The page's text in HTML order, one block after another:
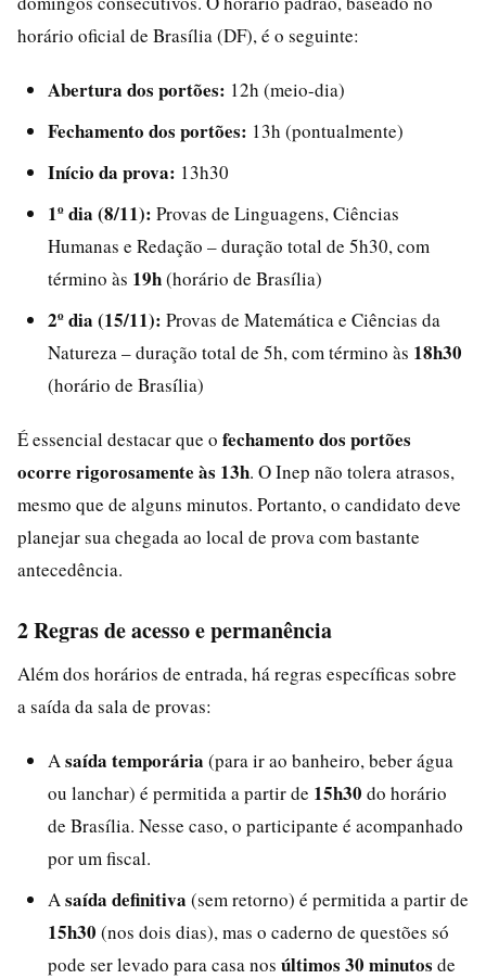
horário oficial de Brasília (DF), é o seguinte:
Abertura dos portões: 12h (meio-dia)
Fechamento dos portões: 13h (pontualmente)
Início da prova: 13h30
1º dia (8/11): Provas de Linguagens, Ciências
Humanas e Redação – duração total de 5h30, com
término às 19h(horário de Brasília)
2º dia (15/11): Provas de Matemática e Ciências da
Natureza – duração total de 5h, com término às 18h30
(horário de Brasília)
É essencial destacar que o fechamento dos portões
ocorre rigorosamente às 13h. O Inep não tolera atrasos,
mesmo que de alguns minutos. Portanto, o candidato deve
planejar sua chegada ao local de prova com bastante
antecedência.
2 Regras de acesso e permanência
Além dos horários de entrada, há regras específicas sobre
a saída da sala de provas:
A saída temporária (para ir ao banheiro, beber água
ou lanchar) é permitida a partir de 15h30 do horário
de Brasília. Nesse caso, o participante é acompanhado
por um fiscal.
A saída definitiva (sem retorno) é permitida a partir de
15h30 (nos dois dias), mas o caderno de questões só
pode ser levado para casa nos últimos 30 minutos de